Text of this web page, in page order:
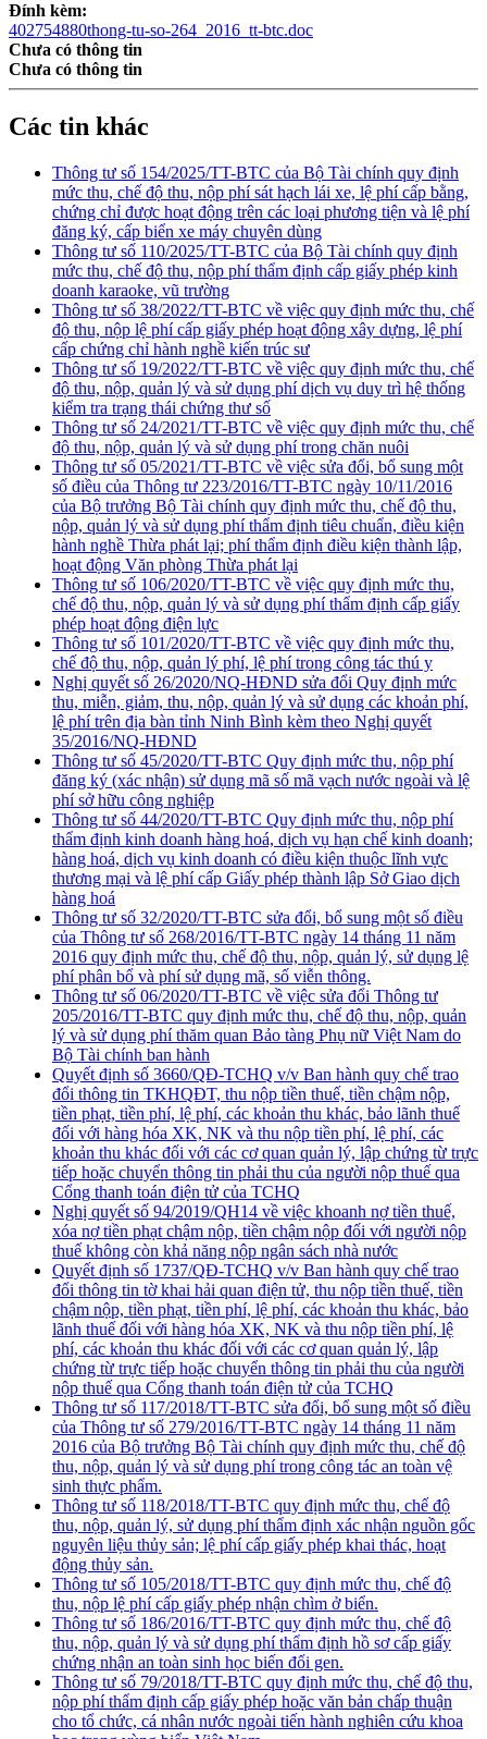
Đính kèm:
402754880thong-tu-so-264_2016_tt-btc.doc
Chưa có thông tin
Chưa có thông tin
Các tin khác
Thông tư số 154/2025/TT-BTC của Bộ Tài chính quy định
mức thu, chế độ thu, nộp phí sát hạch lái xe, lệ phí cấp bằng,
chứng chỉ được hoạt động trên các loại phương tiện và lệ phí
đăng ký, cấp biển xe máy chuyên dùng
Thông tư số 110/2025/TT-BTC của Bộ Tài chính quy định
mức thu, chế độ thu, nộp phí thẩm định cấp giấy phép kinh
doanh karaoke, vũ trường
Thông tư số 38/2022/TT-BTC về việc quy định mức thu, chế
độ thu, nộp lệ phí cấp giấy phép hoạt động xây dựng, lệ phí
cấp chứng chỉ hành nghề kiến trúc sư
Thông tư số 19/2022/TT-BTC về việc quy định mức thu, chế
độ thu, nộp, quản lý và sử dụng phí dịch vụ duy trì hệ thống
kiểm tra trạng thái chứng thư số
Thông tư số 24/2021/TT-BTC về việc quy định mức thu, chế
độ thu, nộp, quản lý và sử dụng phí trong chăn nuôi
Thông tư số 05/2021/TT-BTC về việc sửa đổi, bổ sung một
số điều của Thông tư 223/2016/TT-BTC ngày 10/11/2016
của Bộ trưởng Bộ Tài chính quy định mức thu, chế độ thu,
nộp, quản lý và sử dụng phí thẩm định tiêu chuẩn, điều kiện
hành nghề Thừa phát lại; phí thẩm định điều kiện thành lập,
hoạt động Văn phòng Thừa phát lại
Thông tư số 106/2020/TT-BTC về việc quy định mức thu,
chế độ thu, nộp, quản lý và sử dụng phí thẩm định cấp giấy
phép hoạt động điện lực
Thông tư số 101/2020/TT-BTC về việc quy định mức thu,
chế độ thu, nộp, quản lý phí, lệ phí trong công tác thú y
Nghị quyết số 26/2020/NQ-HĐND sửa đổi Quy định mức
thu, miễn, giảm, thu, nộp, quản lý và sử dụng các khoản phí,
lệ phí trên địa bàn tỉnh Ninh Bình kèm theo Nghị quyết
35/2016/NQ-HĐND
Thông tư số 45/2020/TT-BTC Quy định mức thu, nộp phí
đăng ký (xác nhận) sử dụng mã số mã vạch nước ngoài và lệ
phí sở hữu công nghiệp
Thông tư số 44/2020/TT-BTC Quy định mức thu, nộp phí
thẩm định kinh doanh hàng hoá, dịch vụ hạn chế kinh doanh;
hàng hoá, dịch vụ kinh doanh có điều kiện thuộc lĩnh vực
thương mại và lệ phí cấp Giấy phép thành lập Sở Giao dịch
hàng hoá
Thông tư số 32/2020/TT-BTC sửa đổi, bổ sung một số điều
của Thông tư số 268/2016/TT-BTC ngày 14 tháng 11 năm
2016 quy định mức thu, chế độ thu, nộp, quản lý, sử dụng lệ
phí phân bổ và phí sử dụng mã, số viễn thông.
Thông tư số 06/2020/TT-BTC về việc sửa đổi Thông tư
205/2016/TT-BTC quy định mức thu, chế độ thu, nộp, quản
lý và sử dụng phí thăm quan Bảo tàng Phụ nữ Việt Nam do
Bộ Tài chính ban hành
Quyết định số 3660/QĐ-TCHQ v/v Ban hành quy chế trao
đổi thông tin TKHQĐT, thu nộp tiền thuế, tiền chậm nộp,
tiền phạt, tiền phí, lệ phí, các khoản thu khác, bảo lãnh thuế
đối với hàng hóa XK, NK và thu nộp tiền phí, lệ phí, các
khoản thu khác đối với các cơ quan quản lý, lập chứng từ trực
tiếp hoặc chuyển thông tin phải thu của người nộp thuế qua
Cổng thanh toán điện tử của TCHQ
Nghị quyết số 94/2019/QH14 về việc khoanh nợ tiền thuế,
xóa nợ tiền phạt chậm nộp, tiền chậm nộp đối với người nộp
thuế không còn khả năng nộp ngân sách nhà nước
Quyết định số 1737/QĐ-TCHQ v/v Ban hành quy chế trao
đổi thông tin tờ khai hải quan điện tử, thu nộp tiền thuế, tiền
chậm nộp, tiền phạt, tiền phí, lệ phí, các khoản thu khác, bảo
lãnh thuế đối với hàng hóa XK, NK và thu nộp tiền phí, lệ
phí, các khoản thu khác đối với các cơ quan quản lý, lập
chứng từ trực tiếp hoặc chuyển thông tin phải thu của người
nộp thuế qua Cổng thanh toán điện tử của TCHQ
Thông tư số 117/2018/TT-BTC sửa đổi, bổ sung một số điều
của Thông tư số 279/2016/TT-BTC ngày 14 tháng 11 năm
2016 của Bộ trưởng Bộ Tài chính quy định mức thu, chế độ
thu, nộp, quản lý và sử dụng phí trong công tác an toàn vệ
sinh thực phẩm.
Thông tư số 118/2018/TT-BTC quy định mức thu, chế độ
thu, nộp, quản lý, sử dụng phí thẩm định xác nhận nguồn gốc
nguyên liệu thủy sản; lệ phí cấp giấy phép khai thác, hoạt
động thủy sản.
Thông tư số 105/2018/TT-BTC quy định mức thu, chế độ
thu, nộp lệ phí cấp giấy phép nhận chìm ở biển.
Thông tư số 186/2016/TT-BTC quy định mức thu, chế độ
thu, nộp, quản lý và sử dụng phí thẩm định hồ sơ cấp giấy
chứng nhận an toàn sinh học biến đổi gen.
Thông tư số 79/2018/TT-BTC quy định mức thu, chế độ thu,
nộp phí thẩm định cấp giấy phép hoặc văn bản chấp thuận
cho tổ chức, cá nhân nước ngoài tiến hành nghiên cứu khoa